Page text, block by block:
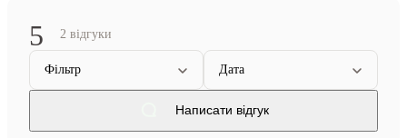
5 2 відгуки
Фільтр Дата
Написати відгук